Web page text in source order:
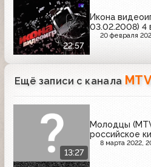
22:57
Икона
03.02.2008) 4
20 февраля
Ещё записи с канала
13:27
Молодцы
российское
8 марта 2022,